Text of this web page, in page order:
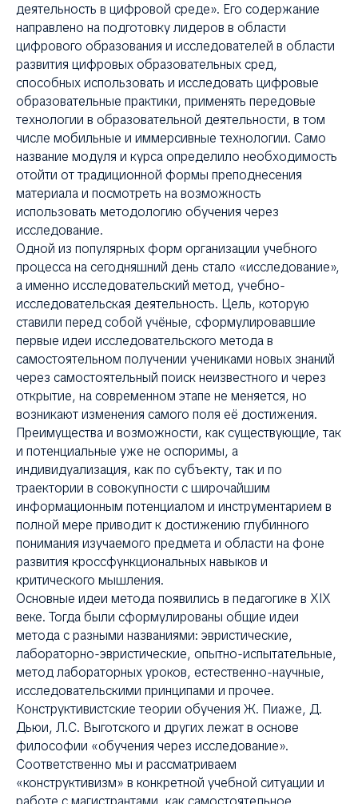
деятельность в цифровой среде». Его содержание
направлено на подготовку лидеров в области
цифрового образования и исследователей в области
развития цифровых образовательных сред,
способных использовать и исследовать цифровые
образовательные практики, применять передовые
технологии в образовательной деятельности, в том
числе мобильные и иммерсивные технологии. Само
название модуля и курса определило необходимость
отойти от традиционной формы преподнесения
материала и посмотреть на возможность
использовать методологию обучения через
исследование.
Одной из популярных форм организации учебного
процесса на сегодняшний день стало «исследование»,
а именно исследовательский метод, учебно-
исследовательская деятельность. Цель, которую
ставили перед собой учёные, сформулировавшие
первые идеи исследовательского метода в
самостоятельном получении учениками новых знаний
через самостоятельный поиск неизвестного и через
открытие, на современном этапе не меняется, но
возникают изменения самого поля её достижения.
Преимущества и возможности, как существующие, так
и потенциальные уже не оспоримы, а
индивидуализация, как по субъекту, так и по
траектории в совокупности с широчайшим
информационным потенциалом и инструментарием в
полной мере приводит к достижению глубинного
понимания изучаемого предмета и области на фоне
развития кроссфункциональных навыков и
критического мышления.
Основные идеи метода появились в педагогике в XIX
веке. Тогда были сформулированы общие идеи
метода с разными названиями: эвристические,
лабораторно-эвристические, опытно-испытательные,
метод лабораторных уроков, естественно-научные,
исследовательскими принципами и прочее.
Конструктивистские теории обучения Ж. Пиаже, Д.
Дьюи, Л.С. Выготского и других лежат в основе
философии «обучения через исследование».
Соответственно мы и рассматриваем
«конструктивизм» в конкретной учебной ситуации и